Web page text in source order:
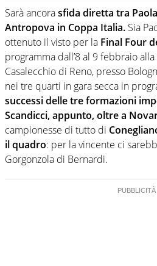
una nicchia di esperti, lui ne
una svista arbitrale né gli
curve
Sarà ancorasfida diretta tra
Antropova in Coppa Italia. Sia
ottenuto il visto per la Final Four
programma dall’8 al 9 febbraio
Casalecchio di Reno, presso
nei tre quarti in gara secca in
successi delle tre formazioni
Scandicci, appunto, oltre a
campionesse di tutto di
il quadro: per la vincente ci
Gorgonzola di Bernardi.